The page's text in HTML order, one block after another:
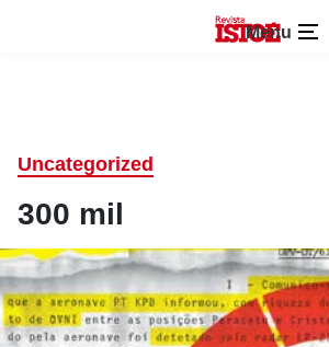
Menu
Uncategorized
300 mil